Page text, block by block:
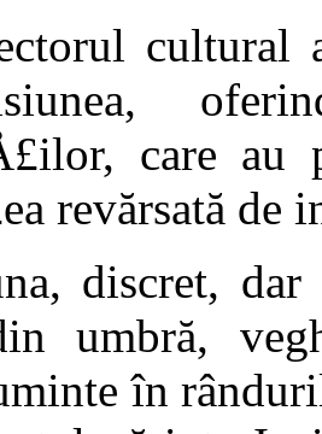
care au
revărsată
discret,
umbră,
în